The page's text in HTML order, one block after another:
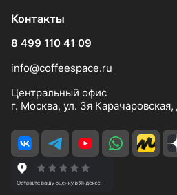
Контакты
8 499 110 41 09
info@coffeespace.ru
Центральный офис
г. Москва, ул. 3я Карачаровская,